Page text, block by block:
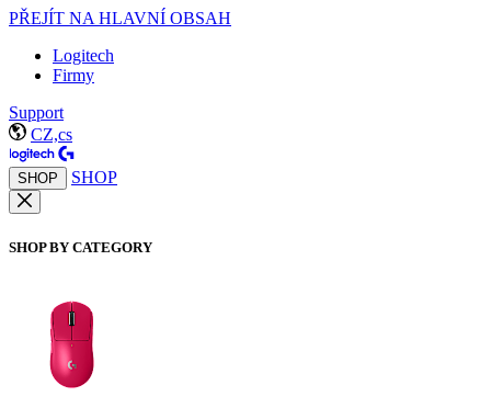
PŘEJÍT NA HLAVNÍ OBSAH
Logitech
Firmy
Support
CZ,cs
SHOP SHOP
SHOP BY CATEGORY